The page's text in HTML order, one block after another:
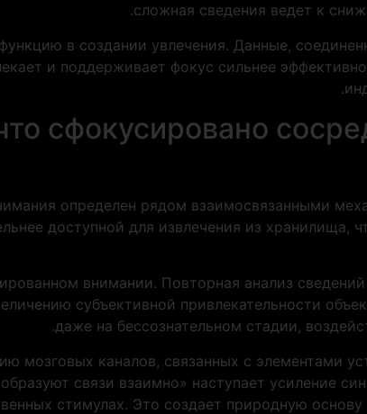
сложная сведения ведет к
в создании увлечения. Данные,
и поддерживает фокус сильнее
сфокусировано
определен рядом взаимосвязанными
доступной для извлечения из хранилища,
внимании. Повторная анализ
субъективной привлекательности
даже на бессознательном стадии,
мозговых каналов, связанных с элементами
связи взаимно» наступает усиление
стимулах. Это создает природную основу